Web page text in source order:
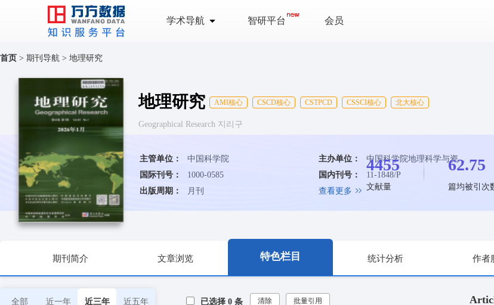
学术导航 智研平台 会员
首页 > 期刊导航 > 地理研究
地理研究 AMI核心 CSCD核心 CSTPCD CSSCI核心 北大核心
Geographical Research 지리구
主管单位： 中国科学院 主办单位：
中国科学院地理科学与资...
国际刊号：
1000-0585 国内刊号：
11-1848/P
出版周期：
月刊 查看更多
4455
文献量
62.75
篇均被引次
期刊简介 文章浏览 特色栏目 统计分析 作者
全部 近一年 近三年 近五年 已选择 0 条 清除 批量引用